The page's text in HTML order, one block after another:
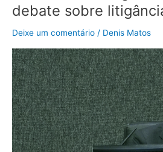
debate sobre
Deixe um comentário / Denis Matos